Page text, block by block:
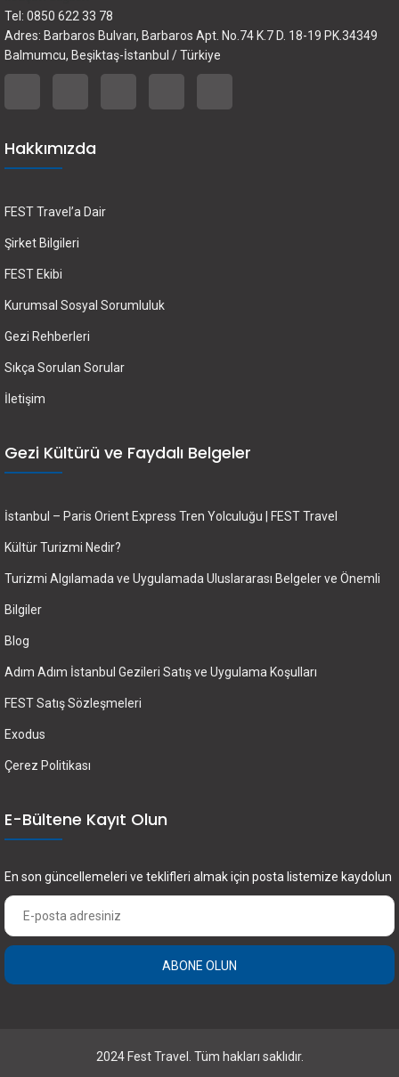
için Üye Olun.
Tel: 0850 622 33 78
Adres: Barbaros Bulvarı, Barbaros Apt. No.74 K.7 D. 18-19 PK.34349
Balmumcu, Beşiktaş-İstanbul / Türkiye
Hakkımızda
FEST Travel’a Dair
Şirket Bilgileri
FEST Ekibi
Kurumsal Sosyal Sorumluluk
Gezi Rehberleri
Sıkça Sorulan Sorular
İletişim
Gezi Kültürü ve Faydalı Belgeler
İstanbul – Paris Orient Express Tren Yolculuğu | FEST Travel
Kültür Turizmi Nedir?
Turizmi Algılamada ve Uygulamada Uluslararası Belgeler ve Önemli
Bilgiler
Blog
Adım Adım İstanbul Gezileri Satış ve Uygulama Koşulları
FEST Satış Sözleşmeleri
Exodus
Çerez Politikası
E-Bültene Kayıt Olun
En son güncellemeleri ve teklifleri almak için posta listemize kaydolun
ABONE OLUN
2024 Fest Travel. Tüm hakları saklıdır.